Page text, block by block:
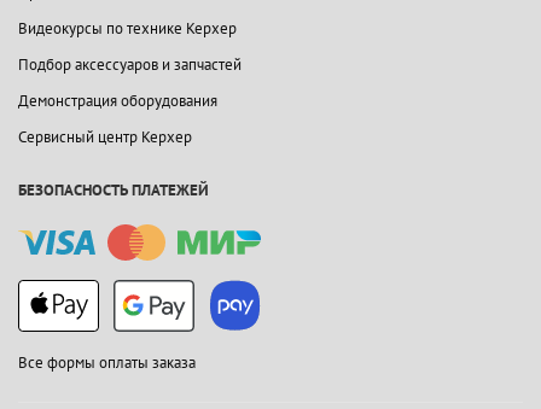
Видеокурсы по технике Керхер
Подбор аксессуаров и запчастей
Демонстрация оборудования
Сервисный центр Керхер
БЕЗОПАСНОСТЬ ПЛАТЕЖЕЙ
Все формы оплаты заказа